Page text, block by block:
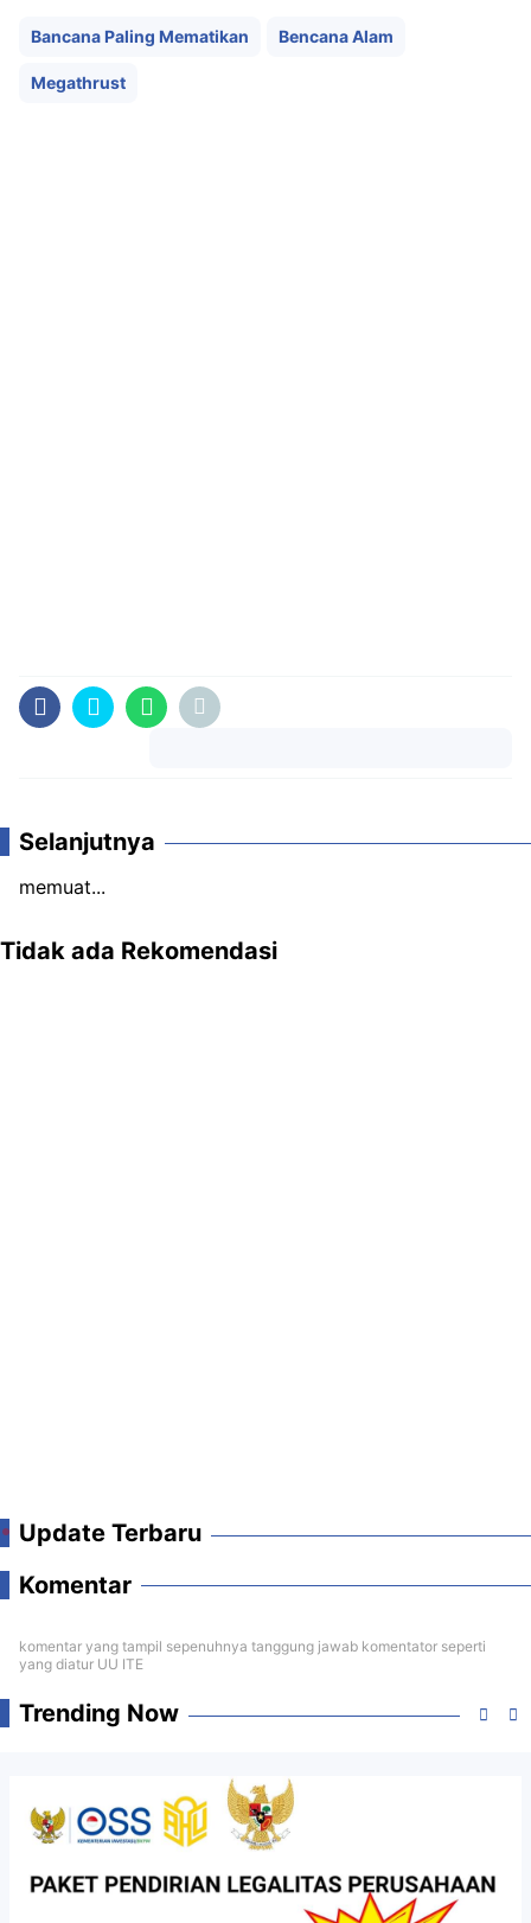
Bancana Paling Mematikan Bencana Alam
Megathrust
Selanjutnya
memuat...
Tidak ada Rekomendasi
Update Terbaru
Komentar
komentar yang tampil sepenuhnya tanggung jawab komentator seperti
yang diatur UU ITE
Trending Now